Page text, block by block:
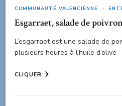
COMMUNAUTÉ VALENCIENNE
Esgarraet, salade de
L’esgarraet est une salade de
plusieurs heures à l’huile d’olive
CLIQUER